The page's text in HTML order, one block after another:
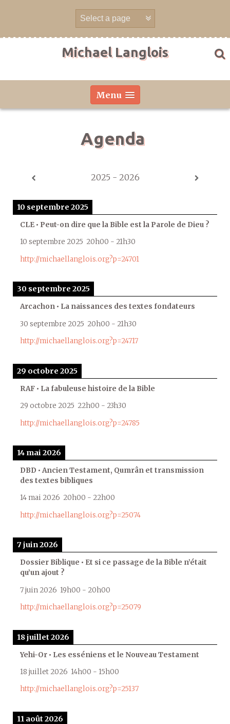
Michael Langlois
Menu
Agenda
2025 - 2026
10 septembre 2025
CLE • Peut-on dire que la Bible est la Parole de Dieu ?
10 septembre 2025 20h00 - 21h30
http://michaellanglois.org?p=24701
30 septembre 2025
Arcachon • La naissances des textes fondateurs
30 septembre 2025 20h00 - 21h30
http://michaellanglois.org?p=24717
29 octobre 2025
RAF • La fabuleuse histoire de la Bible
29 octobre 2025 22h00 - 23h30
http://michaellanglois.org?p=24785
14 mai 2026
DBD • Ancien Testament, Qumrân et transmission
des textes bibliques
14 mai 2026 20h00 - 22h00
http://michaellanglois.org?p=25074
7 juin 2026
Dossier Biblique • Et si ce passage de la Bible n’était
qu’un ajout ?
7 juin 2026 19h00 - 20h00
http://michaellanglois.org?p=25079
18 juillet 2026
Yehi-Or • Les esséniens et le Nouveau Testament
18 juillet 2026 14h00 - 15h00
http://michaellanglois.org?p=25137
11 août 2026